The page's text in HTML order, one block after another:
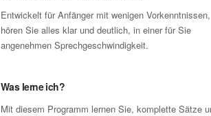
Entwickelt für Anfänger mit wenigen Vorkenntnissen,
hören Sie alles klar und deutlich, in einer für Sie
angenehmen Sprechgeschwindigkeit.
Was lerne ich?
Mit diesem Programm lernen Sie, komplette Sätze